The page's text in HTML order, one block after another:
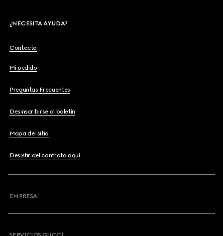
¿NECESITA AYUDA?
Contacto
Mi pedido
Preguntas Frecuentes
Desinscribirse al boletín
Mapa del sitio
Desistir del contrato aquí
EMPRESA